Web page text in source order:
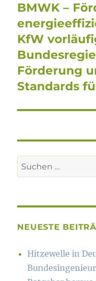
Nächster
Beitrag:
BMWK –
KfW
Förderung
Standards
Suchen
nach:
NEUESTE
Hitzewelle in